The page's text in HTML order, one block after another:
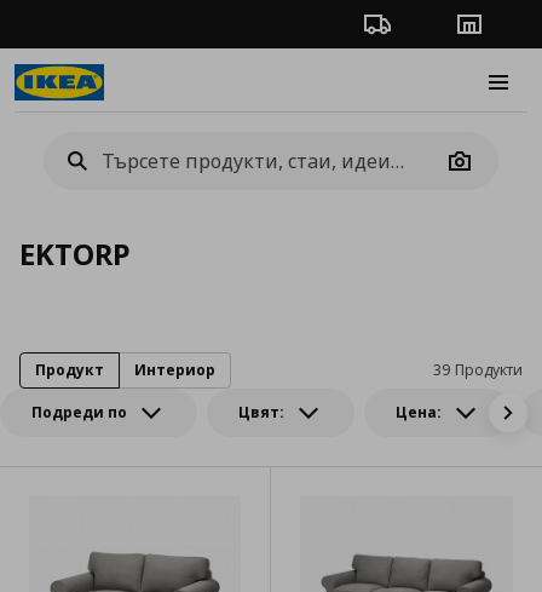
Проследяване на
Camera
EKTORP
Подреди по Цвят: Цена:
39 Продукти
Продукт Интериор